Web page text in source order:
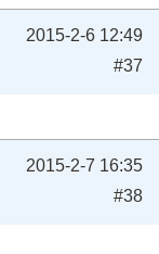
2015-2-6 12:49
#37
2015-2-7 16:35
#38